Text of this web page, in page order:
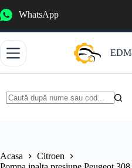
la
WhatsApp
Acasa
Citroen